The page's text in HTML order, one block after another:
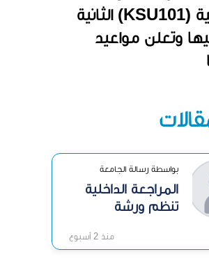
المعرفية (KSU101) الثانية
وتعلن مواعيد
بواسطة رسالة الجامعة
المراجعة الداخلية
تنظم ورشة
منذ 2 أسبوع